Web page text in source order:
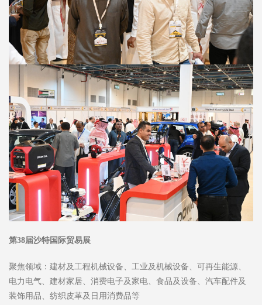
第38届沙特国际贸易展
聚焦领域：建材及工程机械设备、工业及机械设备、可再生能源、
电力电气、建材家居、消费电子及家电、食品及设备、汽车配件及
装饰用品、纺织皮革及日用消费品等